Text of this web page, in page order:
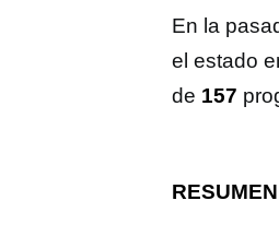
En la
el estado
de 157